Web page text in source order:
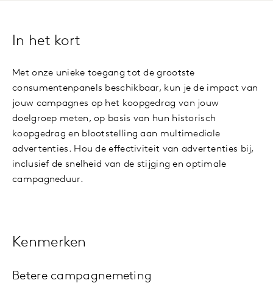
In het kort
Met onze unieke toegang tot de grootste
consumentenpanels beschikbaar, kun je de impact van
jouw campagnes op het koopgedrag van jouw
doelgroep meten, op basis van hun historisch
koopgedrag en blootstelling aan multimediale
advertenties. Hou de effectiviteit van advertenties bij,
inclusief de snelheid van de stijging en optimale
campagneduur.
Kenmerken
Betere campagnemeting